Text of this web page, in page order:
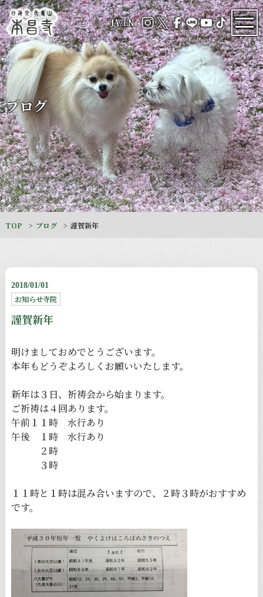
JA/EN
ブログ
TOP ブログ 謹賀新年
2018/01/01
お知らせ寺院
謹賀新年
明けましておめでとうございます。
本年もどうぞよろしくお願いいたします。
新年は３日、祈祷会から始まります。
ご祈祷は４回あります。
午前１１時 水行あり
午後 １時 水行あり
２時
３時
１１時と１時は混み合いますので、２時３時がおすすめ
です。